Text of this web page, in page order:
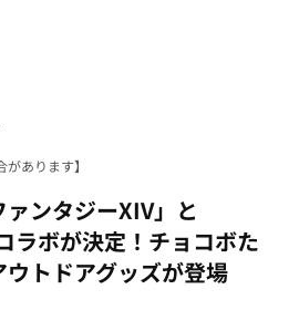
ァンタジーXIV」と
ラボが決定！チョコボた
トドアグッズが登場
があります】